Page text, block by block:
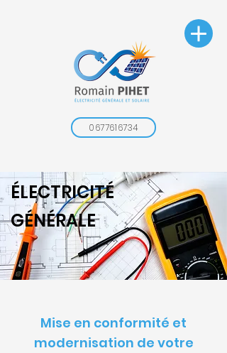
0677616734
ÉLECTRICITÉ
GÉNÉRALE
Mise en conformité et
modernisation de votre